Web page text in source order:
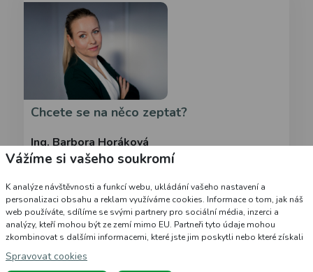
Chcete se na něco zeptat?
Ing. Barbora Horáková
+420 725 991 111
info@pacho-lek.cz
Copyright © -2026 EKOPLANT, s.r.o.
RealizaceCZECHGROUP.cz
Vážíme si vašeho soukromí
K analýze návštěvnosti a funkcí webu, ukládání vašeho nastavení a
personalizaci obsahu a reklam využíváme cookies. Informace o tom, jak náš
web používáte, sdílíme se svými partnery pro sociální média, inzerci a
analýzy, kteří mohou být ze zemí mimo EU. Partneři tyto údaje mohou
zkombinovat s dalšími informacemi, které jste jim poskytli nebo které získali
Spravovat cookies